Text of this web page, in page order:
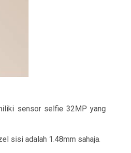
sensor selfie 32MP yang
sisi adalah 1.48mm sahaja.